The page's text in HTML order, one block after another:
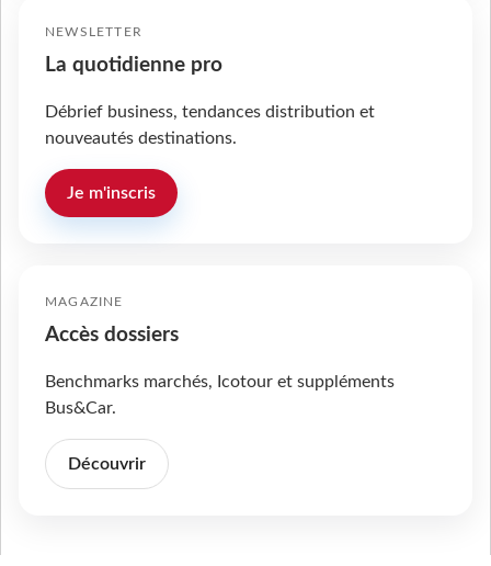
NEWSLETTER
La quotidienne pro
Débrief business, tendances distribution et
nouveautés destinations.
Je m'inscris
MAGAZINE
Accès dossiers
Benchmarks marchés, Icotour et suppléments
Bus&Car.
Découvrir